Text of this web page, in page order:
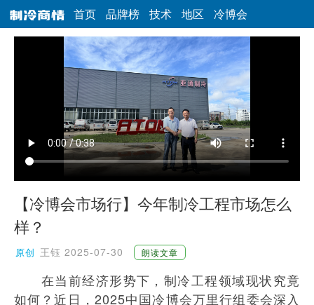
首页 品牌榜 技术 地区 冷博会
【冷博会市场行】今年制冷工程市场怎么
样？
原创 王钰 2025-07-30 朗读文章
在当前经济形势下，制冷工程领域现状究竟
如何？近日，2025中国冷博会万里行组委会深入